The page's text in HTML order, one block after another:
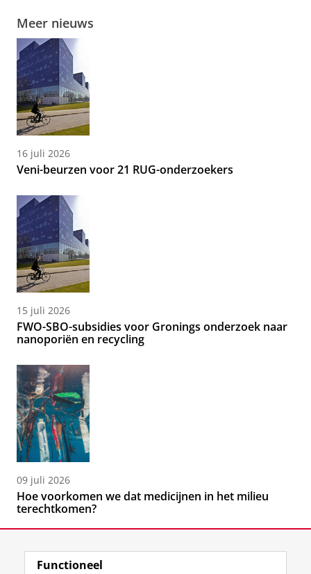
Meer nieuws
16 juli 2026
Veni-beurzen voor 21 RUG-onderzoekers
15 juli 2026
FWO-SBO-subsidies voor Gronings onderzoek naar
nanoporiën en recycling
09 juli 2026
Hoe voorkomen we dat medicijnen in het milieu
terechtkomen?
Functioneel